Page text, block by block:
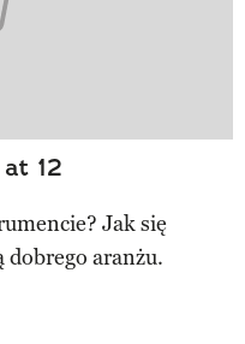
12
Jak się
dobrego aranżu.